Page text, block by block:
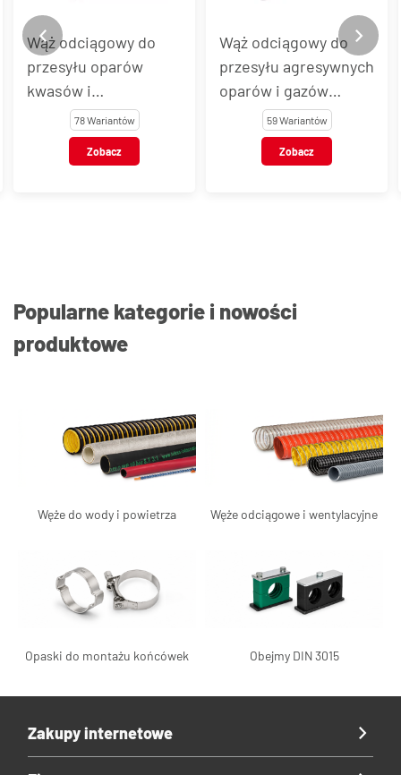
Wąż odciągowy do
przesyłu agresywnych
oparów i gazów
P2PE, P2PEEL
59 Wariantów
Zobacz
Wąż odciągowy do
przesyłu agresywnych
chemicznie oparów o
temperaturze do
250°C GRIPFLEX
SILTEF, GRIPFLEX
70 Wariantów
Zobacz
Popularne kategorie i nowości
produktowe
Węże do wody i powietrza Węże odciągowe i wentylacyjne
Opaski do montażu końcówek Obejmy DIN 3015
Zakupy internetowe